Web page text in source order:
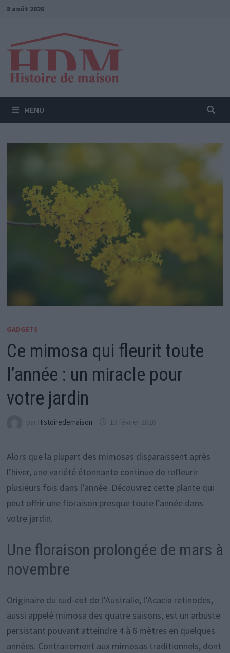
Passer
8 août 2026
MENU
GADGETS
Ce mimosa qui fleurit toute
l’année : un miracle pour
votre jardin
par Histoiredemaison 18 février 2026
Alors que la plupart des mimosas disparaissent après
l’hiver, une variété étonnante continue de refleurir
plusieurs fois dans l’année. Découvrez cette plante qui
peut offrir une floraison presque toute l’année dans
votre jardin.
Une floraison prolongée de mars à
novembre
Originaire du sud-est de l’Australie, l’Acacia retinodes,
aussi appelé mimosa des quatre saisons, est un arbuste
persistant pouvant atteindre 4 à 6 mètres en quelques
années. Contrairement aux mimosas traditionnels, dont